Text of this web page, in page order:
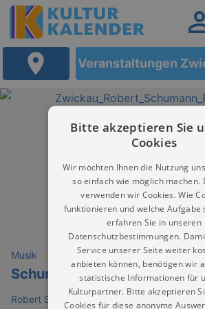
Veranstaltungen
Musik
Schumann-Fest: KONzert
Robert Schumann Haus Zwickau
Bitte akzeptieren Sie
Cookies
Wir möchten Ihnen die Nutzung
so einfach wie möglich machen.
verwenden wir Cookies. Wie
funktionieren und welche Aufgabe
erfahren Sie in unseren
Datenschutzbestimmungen.
Service unserer Seite weiter
anbieten können, benötigen wir
statistische Informationen für
Kulturpartner. Bitte akzeptieren
Cookies für diese anonyme